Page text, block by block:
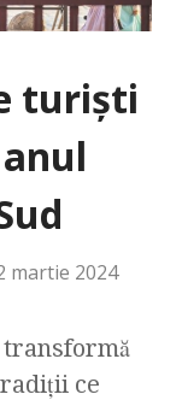
turiști
martie 2024
transformă
ce